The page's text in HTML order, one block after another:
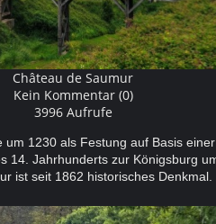
Château de Saumur
Kein Kommentar (0)
3996 Aufrufe
um 1230 als Festung auf Basis
14. Jahrhunderts zur Königsburg
ist seit 1862 historisches